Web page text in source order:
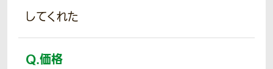
してくれた
Q.価格